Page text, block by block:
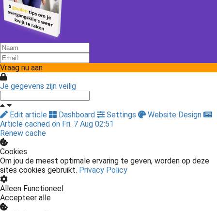
Vraag nu aan
Je gegevens zijn veilig
Edit article Dashboard Settings
Website Design
Article cached on Fri. 7 Aug 02:51
Renew cache
Cookies
Om jou de meest optimale ervaring te geven, worden op deze
sites cookies gebruikt. Privacy Policy
Alleen Functioneel
Accepteer alle